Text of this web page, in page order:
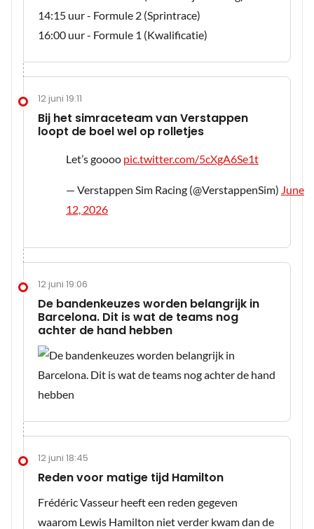
14:15 uur - Formule 2 (Sprintrace)
16:00 uur - Formule 1 (Kwalificatie)
12 juni 19:11
Bij het simraceteam van Verstappen
loopt de boel wel op rolletjes
Let’s goooo pic.twitter.com/5cXgA6Se1t
— Verstappen Sim Racing (@VerstappenSim) June
12, 2026
12 juni 19:06
De bandenkeuzes worden belangrijk in
Barcelona. Dit is wat de teams nog
achter de hand hebben
12 juni 18:45
Reden voor matige tijd Hamilton
Frédéric Vasseur heeft een reden gegeven
waarom Lewis Hamilton niet verder kwam dan de